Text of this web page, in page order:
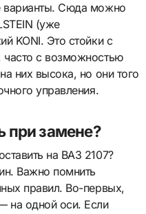
варианты. Сюда можно
(уже
KONI. Это стойки с
часто с возможностью
них высока, но они того
управления.
при замене?
на ВАЗ 2107?
Важно помнить
правил. Во-первых,
на одной оси. Если